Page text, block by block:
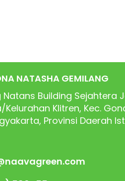
NATASHA GEMILANG
Natans Building Sejahtera
Kelurahan Klitren, Kec.
Provinsi Daerah